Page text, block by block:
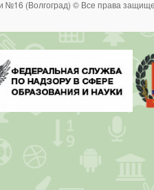
(Волгоград) © Все права